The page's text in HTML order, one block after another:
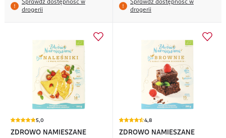
Sprawdź dostępność w
drogerii
Sprawdź dostępność w
drogerii
5,0
ZDROWO NAMIESZANE
4,8
ZDROWO NAMIESZANE